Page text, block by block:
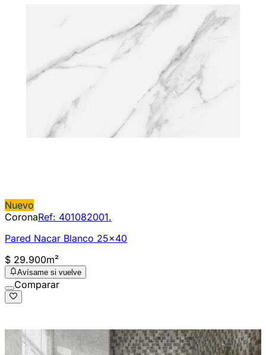
Nuevo
CoronaRef: 401082001.
Pared Nacar Blanco 25x40
$ 29.900m²
Avísame si vuelve
Comparar